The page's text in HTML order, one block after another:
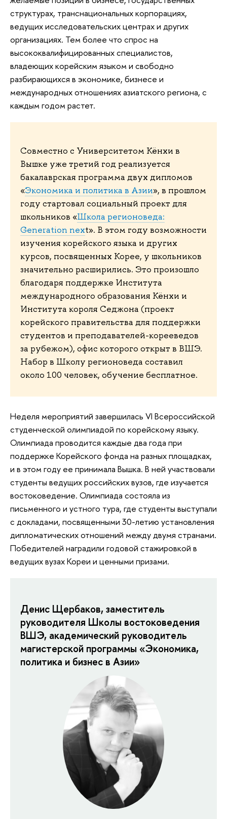
структурах, транснациональных корпорациях,
ведущих исследовательских центрах и других
организациях. Тем более что спрос на
высококвалифицированных специалистов,
владеющих корейским языком и свободно
разбирающихся в экономике, бизнесе и
международных отношениях азиатского региона, с
каждым годом растет.
Совместно с Университетом Кёнхи в
Вышке уже третий год реализуется
бакалаврская программа двух дипломов
«Экономика и политика в Азии», в прошлом
году стартовал социальный проект для
школьников «Школа регионоведа:
Generation next». В этом году возможности
изучения корейского языка и других
курсов, посвященных Корее, у школьников
значительно расширились. Это произошло
благодаря поддержке Института
международного образования Кёнхи и
Института короля Седжона (проект
корейского правительства для поддержки
студентов и преподавателей-корееведов
за рубежом), офис которого открыт в ВШЭ.
Набор в Школу регионоведа составил
около 100 человек, обучение бесплатное.
Неделя мероприятий завершилась VI Всероссийской
студенческой олимпиадой по корейскому языку.
Олимпиада проводится каждые два года при
поддержке Корейского фонда на разных площадках,
и в этом году ее принимала Вышка. В ней участвовали
студенты ведущих российских вузов, где изучается
востоковедение. Олимпиада состояла из
письменного и устного тура, где студенты выступали
с докладами, посвященными 30-летию установления
дипломатических отношений между двумя странами.
Победителей наградили годовой стажировкой в
ведущих вузах Кореи и ценными призами.
Денис Щербаков, заместитель
руководителя Школы востоковедения
ВШЭ, академический руководитель
магистерской программы «Экономика,
политика и бизнес в Азии»